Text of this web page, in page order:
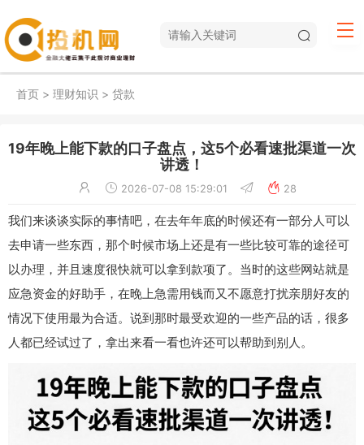
首页 > 理财知识 > 贷款
19年晚上能下款的口子盘点，这5个必看速批渠道一次
讲透！
2026-07-08 15:29:01 28
我们来谈谈实际的事情吧，在去年年底的时候还有一部分人可以
去申请一些东西，那个时候市场上还是有一些比较可靠的途径可
以办理，并且速度很快就可以拿到款项了。当时的这些网站就是
应急资金的好助手，在晚上急需用钱而又不愿意打扰亲朋好友的
情况下使用最为合适。说到那时最受欢迎的一些产品的话，很多
人都已经试过了，拿出来看一看也许还可以帮助到别人。